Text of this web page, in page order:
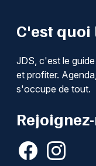
C'est quoi
JDS, c'est le
et profiter.
s'occupe de tout.